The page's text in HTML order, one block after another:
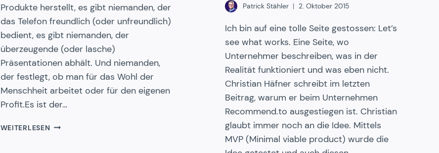
Produkte herstellt, es gibt niemanden, der
das Telefon freundlich (oder unfreundlich)
bedient, es gibt niemanden, der
überzeugende (oder lasche)
Präsentationen abhält. Und niemanden,
der festlegt, ob man für das Wohl der
Menschheit arbeitet oder für den eigenen
Profit.Es ist der…
WEITERLESENDER
Patrick Stähler 2. Oktober 2015
Ich bin auf eine tolle Seite gestossen: Let’s
see what works. Eine Seite, wo
Unternehmer beschreiben, was in der
Realität funktioniert und was eben nicht.
Christian Häfner schreibt im letzten
Beitrag, warum er beim Unternehmen
Recommend.to ausgestiegen ist. Christian
glaubt immer noch an die Idee. Mittels
MVP (Minimal viable product) wurde die